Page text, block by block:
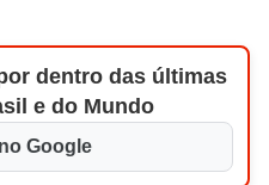
dentro das últimas
e do Mundo
Google